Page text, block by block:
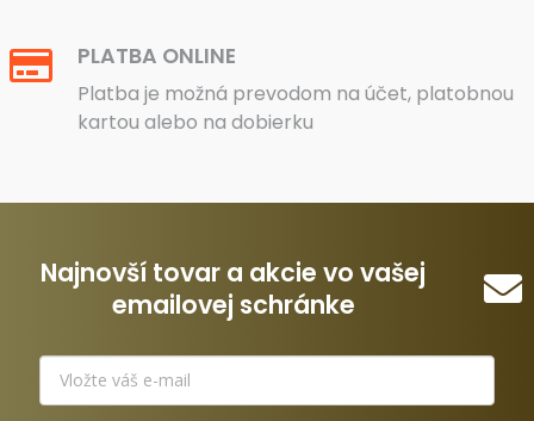
PLATBA ONLINE
Platba je možná prevodom na účet, platobnou
kartou alebo na dobierku
Najnovší tovar a akcie vo vašej
emailovej schránke